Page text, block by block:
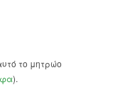
το μητρώο
).